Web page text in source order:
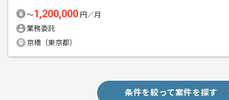
〜1,200,000 円／月
業務委託
京橋（東京都）
条件を絞って案件を探す